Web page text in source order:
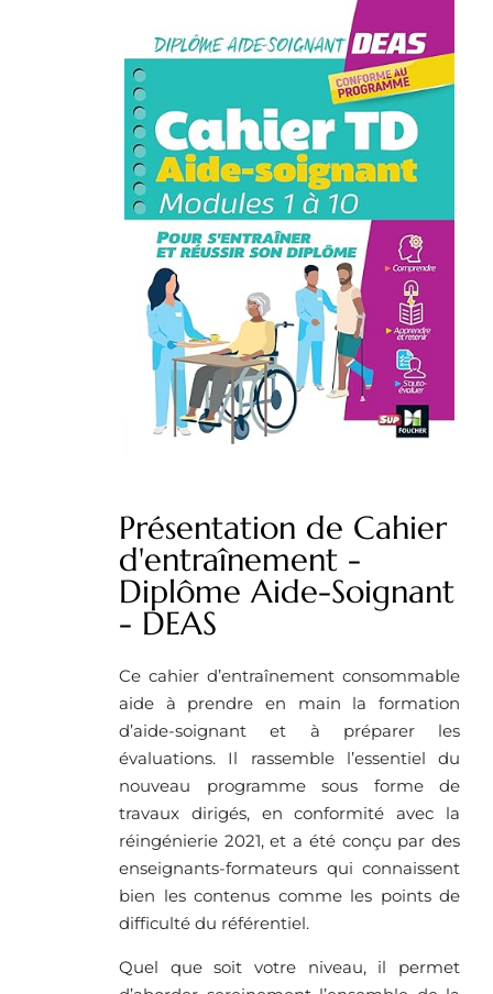
Présentation de Cahier
d'entraînement -
Diplôme Aide-Soignant
- DEAS
Ce cahier d’entraînement consommable
aide à prendre en main la formation
d’aide-soignant et à préparer les
évaluations. Il rassemble l’essentiel du
nouveau programme sous forme de
travaux dirigés, en conformité avec la
réingénierie 2021, et a été conçu par des
enseignants-formateurs qui connaissent
bien les contenus comme les points de
difficulté du référentiel.
Quel que soit votre niveau, il permet